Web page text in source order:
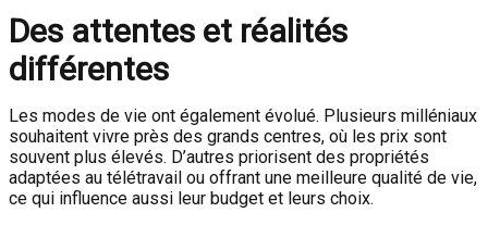
Des attentes et réalités
différentes
Les modes de vie ont également évolué. Plusieurs milléniaux
souhaitent vivre près des grands centres, où les prix sont
souvent plus élevés. D’autres priorisent des propriétés
adaptées au télétravail ou offrant une meilleure qualité de vie,
ce qui influence aussi leur budget et leurs choix.